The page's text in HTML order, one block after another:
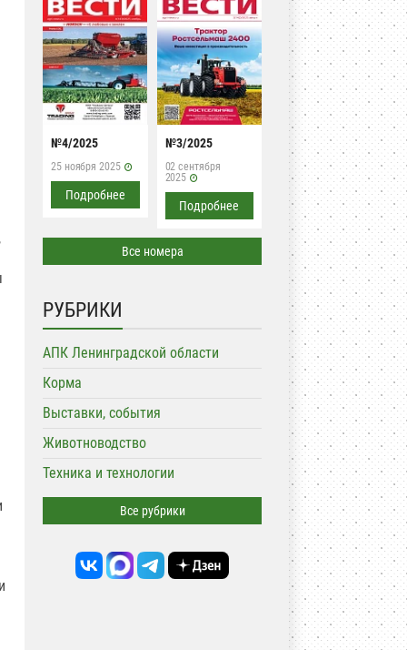
№4/2025
25 ноября 2025
Подробнее
№3/2025
02 сентября
2025
Подробнее
Все номера
РУБРИКИ
АПК Ленинградской области
Корма
Выставки, события
Животноводство
Техника и технологии
Все рубрики